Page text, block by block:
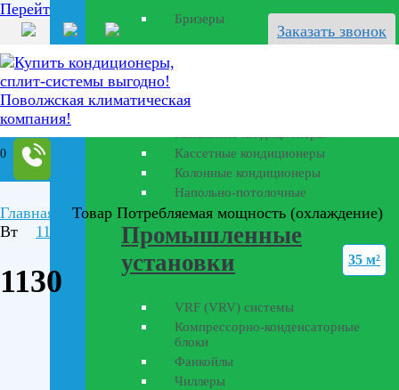
Перейти к содержанию
Заказать звонок
0
Бризеры
Полупромышленные
кондиционеры
Кассетные кондиционеры
Колонные кондиционеры
Напольно-потолочные
Промышленные
установки
VRF (VRV) системы
Компрессорно-конденсаторные
блоки
Фанкойлы
Чиллеры
Главная
Товар Потребляемая мощность (охлаждение)
Вт
1130
1130
35 м²